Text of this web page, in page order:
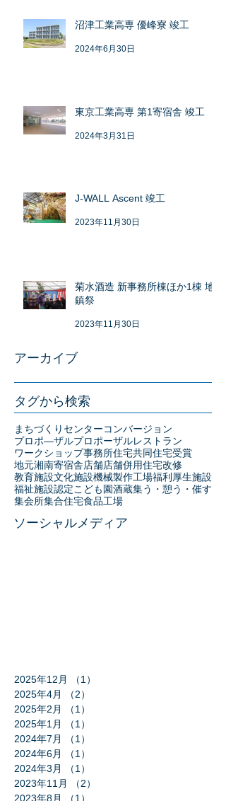
沼津工業高専 優峰寮 竣工
2024年6月30日
東京工業高専 第1寄宿舎 竣工
2024年3月31日
J-WALL Ascent 竣工
2023年11月30日
菊水酒造 新事務所棟ほか1棟 地
鎮祭
2023年11月30日
アーカイブ
タグから検索
まちづくりセンターコンバージョン
プロポ―ザルプロポーザルレストラン
ワークショップ事務所住宅共同住宅受賞
地元湘南寄宿舎店舗店舗併用住宅改修
教育施設文化施設機械製作工場福利厚生施設
福祉施設認定こども園酒蔵集う・憩う・催す
集会所集合住宅食品工場
ソーシャルメディア
2025年12月 （1）
2025年4月
（2）
2025年2月
（1）
2025年1月
（1）
2024年7月
（1）
2024年6月
（1）
2024年3月
（1）
2023年11月
（2）
2023年8月
（1）